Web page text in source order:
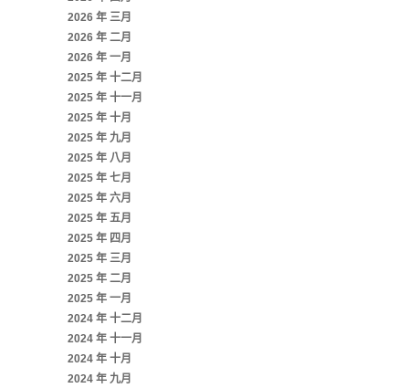
2026 年 三月
2026 年 二月
2026 年 一月
2025 年 十二月
2025 年 十一月
2025 年 十月
2025 年 九月
2025 年 八月
2025 年 七月
2025 年 六月
2025 年 五月
2025 年 四月
2025 年 三月
2025 年 二月
2025 年 一月
2024 年 十二月
2024 年 十一月
2024 年 十月
2024 年 九月